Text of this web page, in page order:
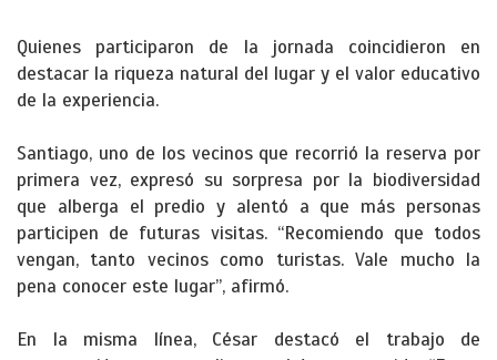
Quienes participaron de la jornada coincidieron en
destacar la riqueza natural del lugar y el valor educativo
de la experiencia.
Santiago, uno de los vecinos que recorrió la reserva por
primera vez, expresó su sorpresa por la biodiversidad
que alberga el predio y alentó a que más personas
participen de futuras visitas. “Recomiendo que todos
vengan, tanto vecinos como turistas. Vale mucho la
pena conocer este lugar”, afirmó.
En la misma línea, César destacó el trabajo de